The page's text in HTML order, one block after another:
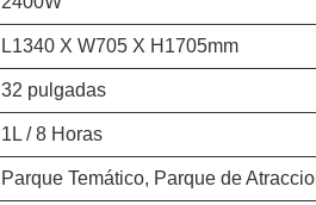
L1340 X W705 X H1705mm
32 pulgadas
1L / 8 Horas
Parque Temático, Parque de